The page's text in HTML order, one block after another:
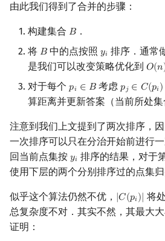
由此我们得到了合并的步骤：
构建集合 𝐵
B ．
将 𝐵
B 中的点按照𝑦𝑖
yi 排序．通常
是我们可以改变策略优化到 𝑂(𝑛
O(n)
对于每个 𝑝𝑖 ∈ 𝐵
pi ∈ B 考虑 𝑝𝑗 ∈ 𝐶(𝑝𝑖)
pj∈C(pi)
算距离并更新答案（当前所处集
注意到我们上文提到了两次排序，
一次排序可以只在分治开始前进行
回当前点集按 𝑦𝑖
yi 排序的结果，对于
使用下层的两个分别排序过的点集归
似乎这个算法仍然不优， |𝐶(𝑝𝑖)|
|C(pi)| 将
总复杂度不对．其实不然，其最大
证明：